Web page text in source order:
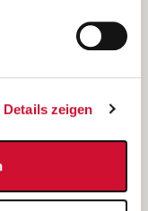
Details zeigen